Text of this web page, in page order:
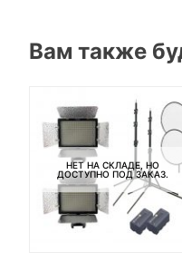
Вам также
НЕТ НА СКЛАДЕ, НО
ДОСТУПНО ПОД ЗАКАЗ.